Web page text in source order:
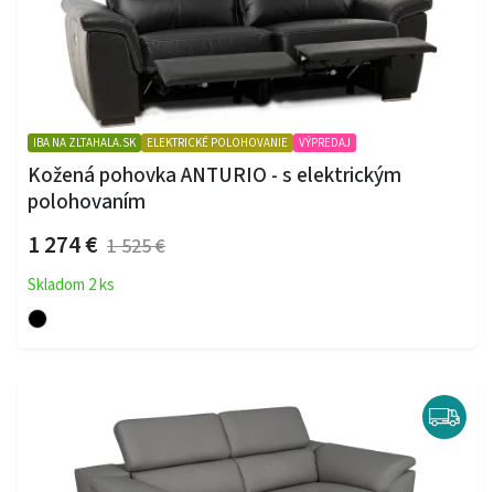
IBA NA ZLTAHALA.SK ELEKTRICKÉ POLOHOVANIE VÝPREDAJ
Kožená pohovka ANTURIO - s elektrickým
polohovaním
1 274 € 1 525 €
Skladom 2 ks